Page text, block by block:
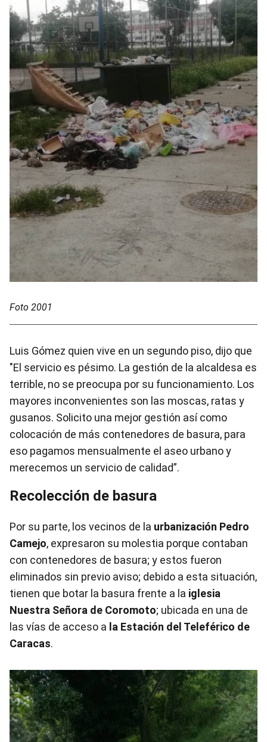
Foto 2001
Luis Gómez quien vive en un segundo piso, dijo que
"El servicio es pésimo. La gestión de la alcaldesa es
terrible, no se preocupa por su funcionamiento. Los
mayores inconvenientes son las moscas, ratas y
gusanos. Solicito una mejor gestión así como
colocación de más contenedores de basura, para
eso pagamos mensualmente el aseo urbano y
merecemos un servicio de calidad”.
Recolección de basura
Por su parte, los vecinos de la urbanización Pedro
Camejo, expresaron su molestia porque contaban
con contenedores de basura; y estos fueron
eliminados sin previo aviso; debido a esta situación,
tienen que botar la basura frente a la iglesia
Nuestra Señora de Coromoto; ubicada en una de
las vías de acceso a la Estación del Teleférico de
Caracas.